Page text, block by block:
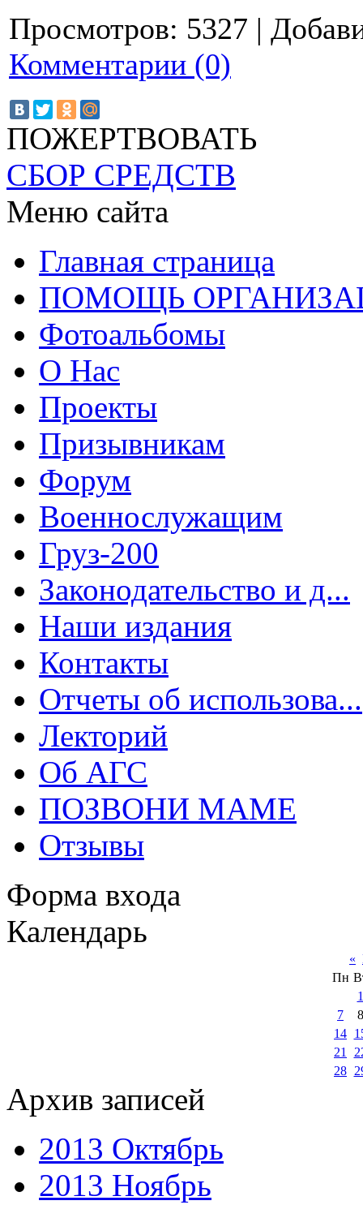
Просмотров: 5327 |
Комментарии (0)
ПОЖЕРТВОВАТЬ
СБОР СРЕДСТВ
Меню сайта
Главная страница
ПОМОЩЬ
Фотоальбомы
О Нас
Проекты
Призывникам
Форум
Военнослужащим
Груз-200
Законодательство и д...
Наши издания
Контакты
Отчеты об использова...
Лекторий
Об АГС
ПОЗВОНИ МАМЕ
Отзывы
Форма входа
Календарь
«
Пн
1
7
8
14
21
28
Архив записей
2013 Октябрь
2013 Ноябрь